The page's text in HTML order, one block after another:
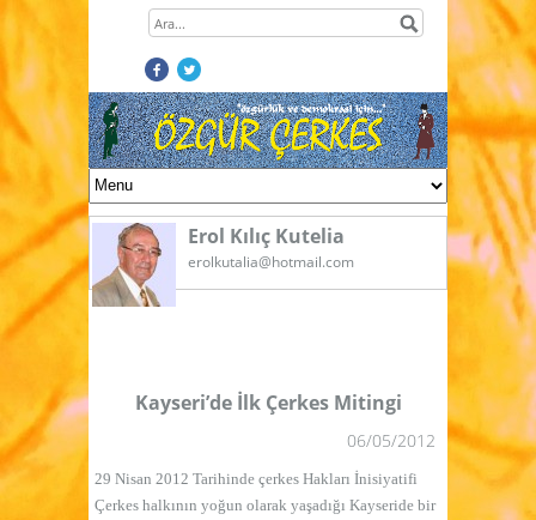
Erol Kılıç Kutelia
erolkutalia@hotmail.com
Kayseri’de İlk Çerkes Mitingi
06/05/2012
29 Nisan 2012 Tarihinde çerkes Hakları İnisiyatifi
Çerkes halkının yoğun olarak yaşadığı Kayseride bir